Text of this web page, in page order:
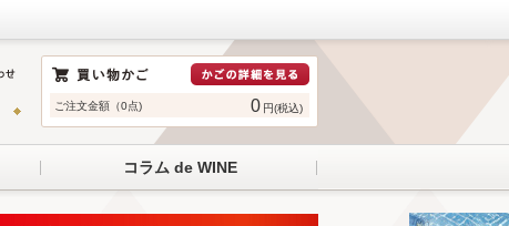
ご注文金額（0点) 0 円(税込)
コラム de WINE